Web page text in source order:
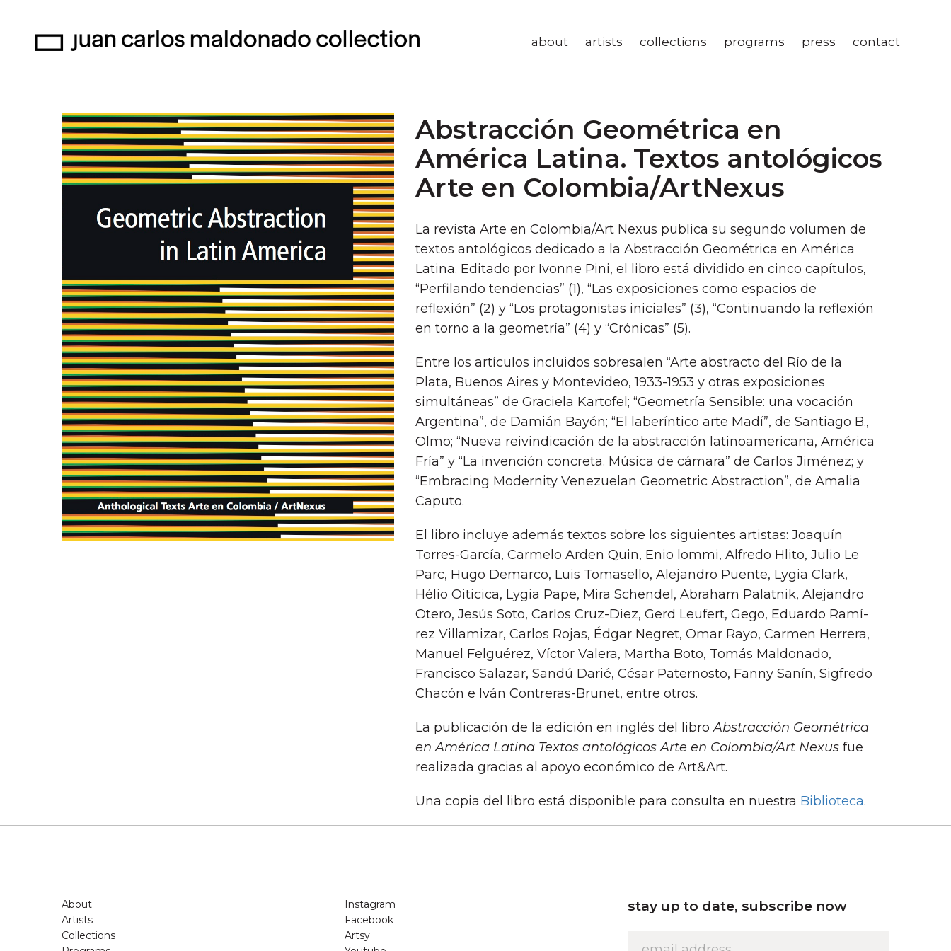
about artists collections programs press contact
Abstracción Geométrica en
América Latina. Textos antológicos
Arte en Colombia/ArtNexus
La revista Arte en Colombia/Art Nexus publica su segundo volumen de
textos antológicos dedicado a la Abstracción Geométrica en América
Latina. Editado por Ivonne Pini, el libro está dividido en cinco capí­tulos,
“Perfilando tendencias” (1), “Las exposiciones como espacios de
reflexión” (2) y “Los protagonistas iniciales” (3), “Continuando la reflexión
en torno a la geometrí­a” (4) y “Crónicas” (5).
Entre los artí­culos incluidos sobresalen “Arte abstracto del Rí­o de la
Plata, Buenos Aires y Montevideo, 1933-1953 y otras exposiciones
simultáneas” de Graciela Kartofel; “Geometrí­a Sensible: una vocación
Argentina”, de Damián Bayón; “El laberí­ntico arte Madí­”, de Santiago B.,
Olmo; “Nueva reivindicación de la abstracción latinoamericana, América
Frí­a” y “La invención concreta. Música de cámara” de Carlos Jiménez; y
“Embracing Modernity Venezuelan Geometric Abstraction”, de Amalia
Caputo.
El libro incluye además textos sobre los siguientes artistas: Joaquí­n
Torres-Garcí­a, Carmelo Arden Quin, Enio lommi, Alfredo Hlito, Julio Le
Parc, Hugo Demarco, Luis Tomasello, Alejandro Puente, Lygia Clark,
Hélio Oiticica, Lygia Pape, Mira Schendel, Abraham Palatnik, Alejandro
Otero, Jesús Soto, Carlos Cruz-Diez, Gerd Leufert, Gego, Eduardo Ramí­
rez Villamizar, Carlos Rojas, Édgar Negret, Omar Rayo, Carmen Herrera,
Manuel Felguérez, Ví­ctor Valera, Martha Boto, Tomás Maldonado,
Francisco Salazar, Sandú Darié, César Paternosto, Fanny Saní­n, Sigfredo
Chacón e Iván Contreras-Brunet, entre otros.
La publicación de la edición en inglés del libroAbstracción Geométrica
en América Latina Textos antológicos Arte en Colombia/Art Nexus fue
realizada gracias al apoyo económico de Art&Art.
Una copia del libro está disponible para consulta en nuestra Biblioteca.
About
Artists
Collections
Instagram
Facebook
Artsy
stay up to date, subscribe now